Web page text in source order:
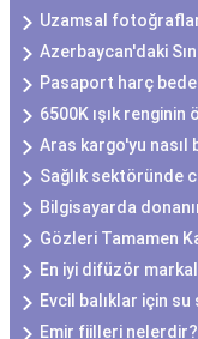
Uzamsal
Azerbaycan'daki
Pasaport harç
6500K ışık renginin
Aras kargo'yu nasıl
Sağlık sektöründe
Bilgisayarda
Gözleri Tamamen
En iyi difüzör
Evcil balıklar için su
Emir fiilleri nelerdir?